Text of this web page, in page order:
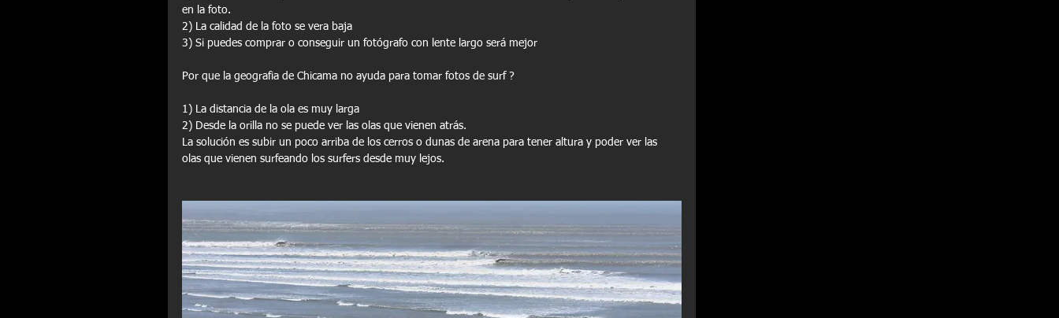
en la foto.
2) La calidad de la foto se vera baja
3) Si puedes comprar o conseguir un fotógrafo con lente largo será mejor
Por que la geografia de Chicama no ayuda para tomar fotos de surf ?
1) La distancia de la ola es muy larga
2) Desde la orilla no se puede ver las olas que vienen atrás.
La solución es subir un poco arriba de los cerros o dunas de arena para tener altura y poder ver las
olas que vienen surfeando los surfers desde muy lejos.